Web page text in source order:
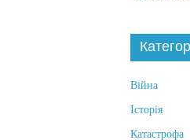
Війна
Історія
Катастрофа